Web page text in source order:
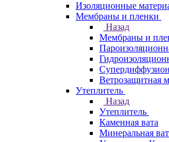
Изоляционные
Мембраны и пленки
Назад
Мембраны и
Ветрозащитная
Утеплитель
Назад
Утеплитель
Каменная вата
Минеральная